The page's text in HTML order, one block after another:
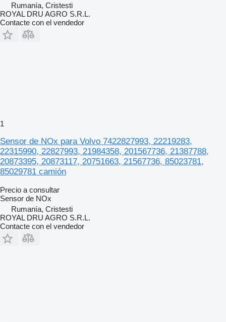
Rumanía, Cristesti
ROYAL DRU AGRO S.R.L.
Contacte con el vendedor
1
Sensor de NOx para Volvo 7422827993, 22219283,
22315990, 22827993, 21984358, 201567736, 21387788,
20873395, 20873117, 20751663, 21567736, 85023781,
85029781 camión
Precio a consultar
Sensor de NOx
Rumanía, Cristesti
ROYAL DRU AGRO S.R.L.
Contacte con el vendedor